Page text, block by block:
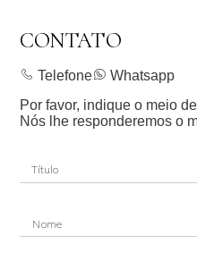
CONTATO
Telefone
Whatsapp
Por favor, indique o meio
Nós lhe responderemos o
Nome